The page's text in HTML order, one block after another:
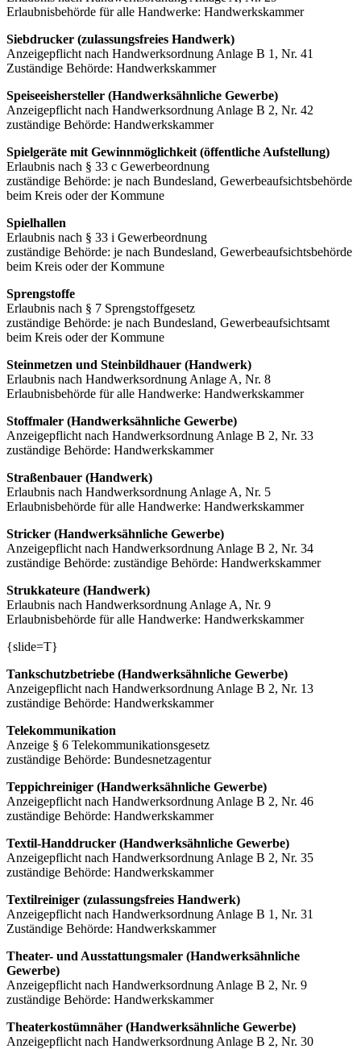
Erlaubnisbehörde für alle Handwerke: Handwerkskammer
Siebdrucker (zulassungsfreies Handwerk)
Anzeigepflicht nach Handwerksordnung Anlage B 1, Nr. 41
Zuständige Behörde: Handwerkskammer
Speiseeishersteller (Handwerksähnliche Gewerbe)
Anzeigepflicht nach Handwerksordnung Anlage B 2, Nr. 42
zuständige Behörde: Handwerkskammer
Spielgeräte mit Gewinnmöglichkeit (öffentliche Aufstellung)
Erlaubnis nach § 33 c Gewerbeordnung
zuständige Behörde: je nach Bundesland, Gewerbeaufsichtsbehörde
beim Kreis oder der Kommune
Spielhallen
Erlaubnis nach § 33 i Gewerbeordnung
zuständige Behörde: je nach Bundesland, Gewerbeaufsichtsbehörde
beim Kreis oder der Kommune
Sprengstoffe
Erlaubnis nach § 7 Sprengstoffgesetz
zuständige Behörde: je nach Bundesland, Gewerbeaufsichtsamt
beim Kreis oder der Kommune
Steinmetzen und Steinbildhauer (Handwerk)
Erlaubnis nach Handwerksordnung Anlage A, Nr. 8
Erlaubnisbehörde für alle Handwerke: Handwerkskammer
Stoffmaler (Handwerksähnliche Gewerbe)
Anzeigepflicht nach Handwerksordnung Anlage B 2, Nr. 33
zuständige Behörde: Handwerkskammer
Straßenbauer (Handwerk)
Erlaubnis nach Handwerksordnung Anlage A, Nr. 5
Erlaubnisbehörde für alle Handwerke: Handwerkskammer
Stricker (Handwerksähnliche Gewerbe)
Anzeigepflicht nach Handwerksordnung Anlage B 2, Nr. 34
zuständige Behörde: zuständige Behörde: Handwerkskammer
Strukkateure (Handwerk)
Erlaubnis nach Handwerksordnung Anlage A, Nr. 9
Erlaubnisbehörde für alle Handwerke: Handwerkskammer
{slide=T}
Tankschutzbetriebe (Handwerksähnliche Gewerbe)
Anzeigepflicht nach Handwerksordnung Anlage B 2, Nr. 13
zuständige Behörde: Handwerkskammer
Telekommunikation
Anzeige § 6 Telekommunikationsgesetz
zuständige Behörde: Bundesnetzagentur
Teppichreiniger (Handwerksähnliche Gewerbe)
Anzeigepflicht nach Handwerksordnung Anlage B 2, Nr. 46
zuständige Behörde: Handwerkskammer
Textil-Handdrucker (Handwerksähnliche Gewerbe)
Anzeigepflicht nach Handwerksordnung Anlage B 2, Nr. 35
zuständige Behörde: Handwerkskammer
Textilreiniger (zulassungsfreies Handwerk)
Anzeigepflicht nach Handwerksordnung Anlage B 1, Nr. 31
Zuständige Behörde: Handwerkskammer
Theater- und Ausstattungsmaler (Handwerksähnliche
Gewerbe)
Anzeigepflicht nach Handwerksordnung Anlage B 2, Nr. 9
zuständige Behörde: Handwerkskammer
Theaterkostümnäher (Handwerksähnliche Gewerbe)
Anzeigepflicht nach Handwerksordnung Anlage B 2, Nr. 30